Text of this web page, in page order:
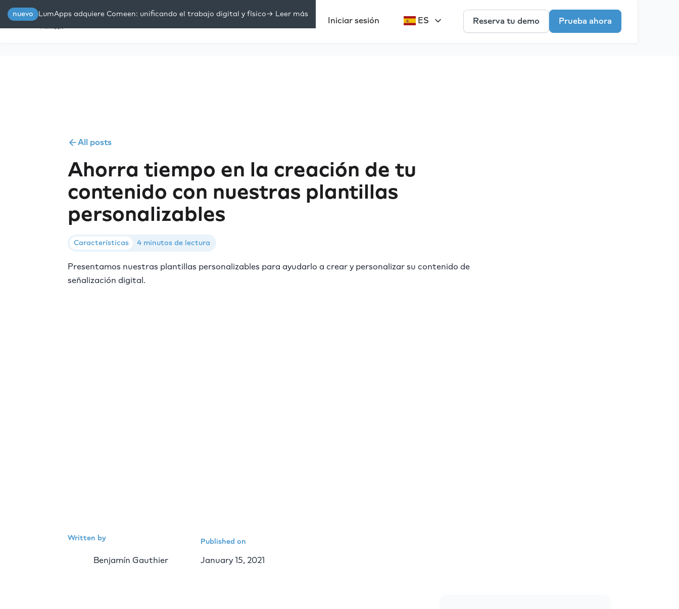
Iniciar sesión ES Reserva tu demo Prueba ahora
nuevo LumApps adquiere Comeen: unificando el trabajo digital y físico-> Leer más
All posts
Ahorra tiempo en la creación de tu
contenido con nuestras plantillas
personalizables
Características 4 minutos de lectura
Presentamos nuestras plantillas personalizables para ayudarlo a crear y personalizar su contenido de
señalización digital.
Written by
Benjamín Gauthier
Published on
January 15, 2021